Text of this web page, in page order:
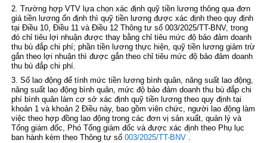
2. Trường hợp VTV lựa chọn xác định quỹ tiền lương thông qua đơn
giá tiền lương ổn định thì quỹ tiền lương được xác định theo quy định
tạiĐiều 10, Điều 11 và Điều 12 Thông tư số 003/2025/TT-BNV, trong
đó chỉ tiêu lợi nhuận được thay bằng chỉ tiêu mức độ bảo đảm doanh
thu bù đắp chi phí; phần tiền lương thực hiện, quỹ tiền lương giảm trừ
gắn theo lợi nhuận thì được gắn theo chỉ tiêu mức độ bảo đảm doanh
thu bù đắp chi phí.
3. Số lao động để tính mức tiền lương bình quân, năng suất lao động,
năng suất lao động bình quân, mức độ bảo đảm doanh thu bù đắp chi
phí bình quân làm cơ sở xác định quỹ tiền lương theo quy định tại
khoản 1 và khoản 2 Điều này, bao gồm viên chức, người lao động làm
việc theo hợp đồng lao động trong các đơn vị sản xuất, quản lý và
Tổng giám đốc, Phó Tổng giám đốc và được xác định theo Phụ lục
ban hành kèm theo Thông tư số003/2025/TT-BNV .